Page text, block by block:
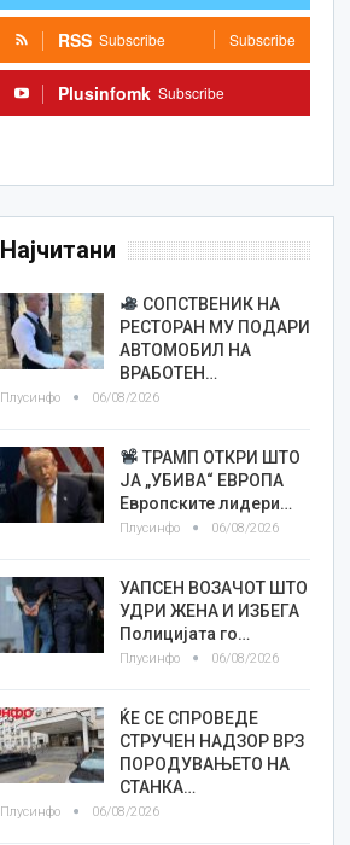
RSS Subscribe Subscribe
Plusinfomk Subscribe
Најчитани
СОПСТВЕНИК НА
РЕСТОРАН МУ ПОДАРИ
АВТОМОБИЛ НА
ВРАБОТЕН…
Плусинфо 06/08/2026
ТРАМП ОТКРИ ШТО
ЈА „УБИВА“ ЕВРОПА
Европските лидери…
Плусинфо 06/08/2026
УАПСЕН ВОЗАЧОТ ШТО
УДРИ ЖЕНА И ИЗБЕГА
Полицијата го…
Плусинфо 06/08/2026
ЌЕ СЕ СПРОВЕДЕ
СТРУЧЕН НАДЗОР ВРЗ
ПОРОДУВАЊЕТО НА
СТАНКА…
Плусинфо 06/08/2026